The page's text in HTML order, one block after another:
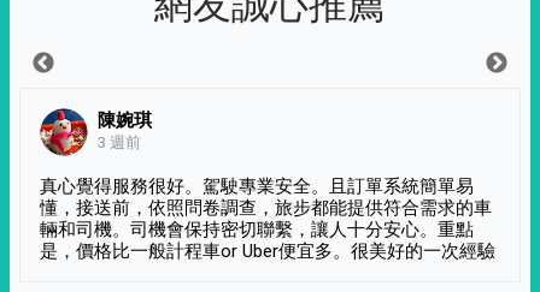
陳婉琪
3 週前
真心覺得服務很好。駕駛專業安全。且訂單系統簡單易
懂，接送前，依照問卷調查，旅步都能提供符合需求的車
輛和司機。司機會保持密切聯繫，讓人十分安心。重點
是，價格比一般計程車or Uber便宜多。很美好的一次經驗